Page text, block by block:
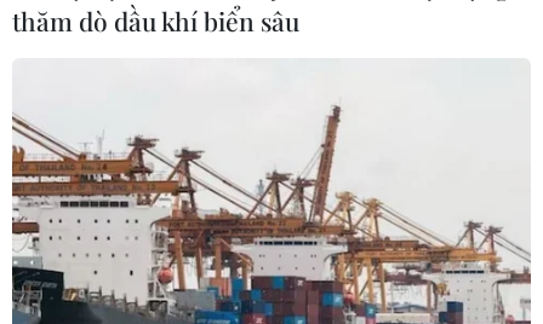
#Dịch COVID-19
#Biến thể Omicron
#Phòng chống dịch
Theo dõi VietnamPlus
thăm dò dầu khí biển sâu